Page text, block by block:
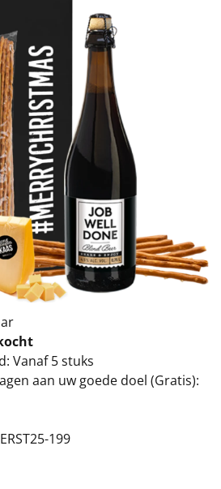
2026
Vanaf 5 stuks
aan uw goede doel (Gratis):
199